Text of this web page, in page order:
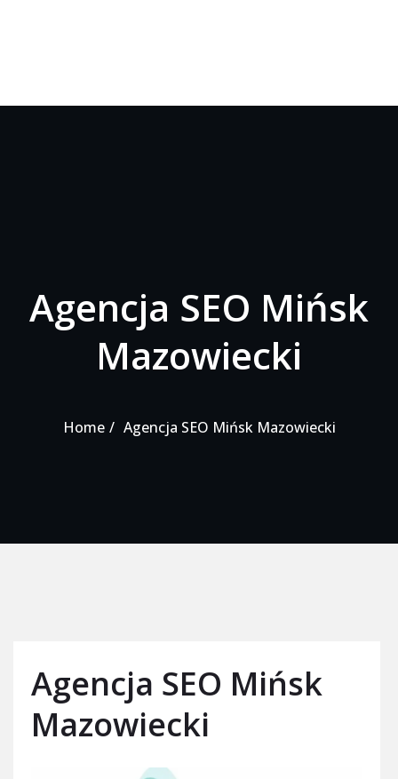
Agencja SEO Mińsk
Mazowiecki
Home Agencja SEO Mińsk Mazowiecki
Agencja SEO Mińsk
Mazowiecki